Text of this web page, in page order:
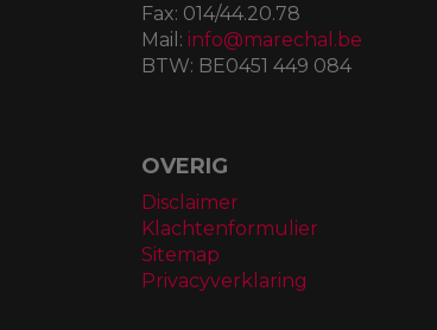
Fax: 014/44.20.78
Mail: info@marechal.be
BTW: BE0451 449 084
OVERIG
Disclaimer
Klachtenformulier
Sitemap
Privacyverklaring